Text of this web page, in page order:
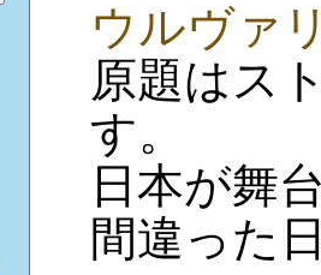
ウルヴァ
原題はス
す。
日本が舞
間違った